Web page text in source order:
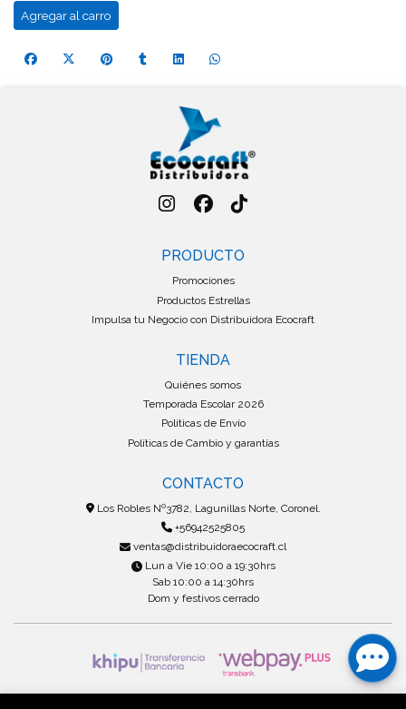
Agregar al carro
PRODUCTO
Promociones
Productos Estrellas
Impulsa tu Negocio con Distribuidora Ecocraft
TIENDA
Quiénes somos
Temporada Escolar 2026
Políticas de Envío
Políticas de Cambio y garantías
CONTACTO
Los Robles Nº3782, Lagunillas Norte, Coronel.
+56942525805
ventas@distribuidoraecocraft.cl
Lun a Vie 10:00 a 19:30hrs
Sab 10:00 a 14:30hrs
Dom y festivos cerrado